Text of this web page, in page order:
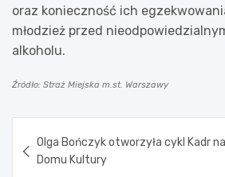
oraz konieczność ich
młodzież przed
alkoholu.
Źródło: Straż Miejska m.st. Warszawy
wpisu
Olga Bończyk otworzyła cykl Kadr
Domu Kultury